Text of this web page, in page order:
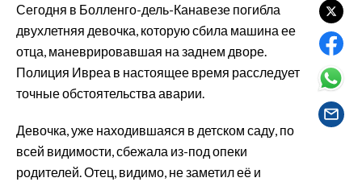
#CARAUNIONE
INSULARITÀ
FOTO
VIDEO
INFO AZIENDE
Сегодня в Болленго-дель-Канавезе погибла
двухлетняя девочка, которую сбила машина ее
отца, маневрировавшая на заднем дворе.
Полиция Ивреа в настоящее время расследует
точные обстоятельства аварии.
Девочка, уже находившаяся в детском саду, по
всей видимости, сбежала из-под опеки
родителей. Отец, видимо, не заметил её и